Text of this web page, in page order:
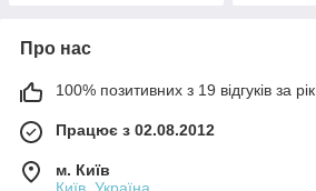
Про нас
100% позитивних з 19 відгуків за рік
Працює з 02.08.2012
м. Київ
Київ, Україна